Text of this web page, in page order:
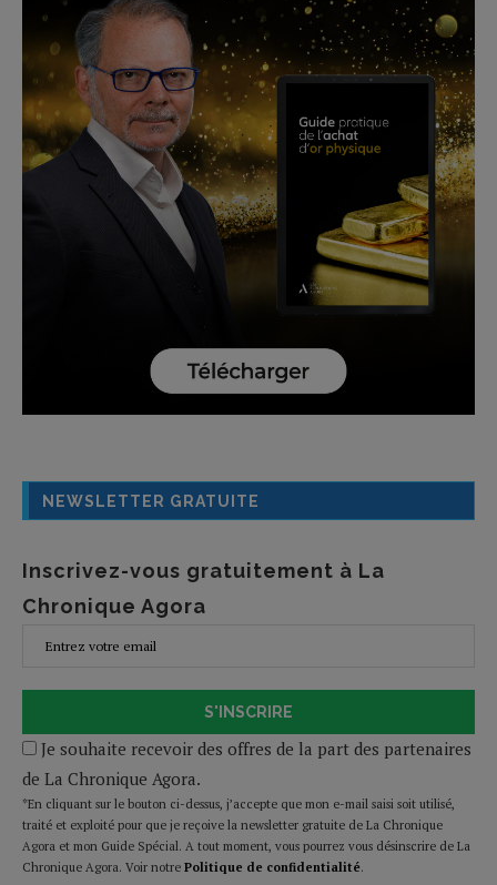
NEWSLETTER GRATUITE
Inscrivez-vous gratuitement à La
Chronique Agora
S'INSCRIRE
Je souhaite recevoir des offres de la part des partenaires
de La Chronique Agora.
*En cliquant sur le bouton ci-dessus, j’accepte que mon e-mail saisi soit utilisé,
traité et exploité pour que je reçoive la newsletter gratuite de La Chronique
Agora et mon Guide Spécial. A tout moment, vous pourrez vous désinscrire de La
Chronique Agora. Voir notre Politique de confidentialité.